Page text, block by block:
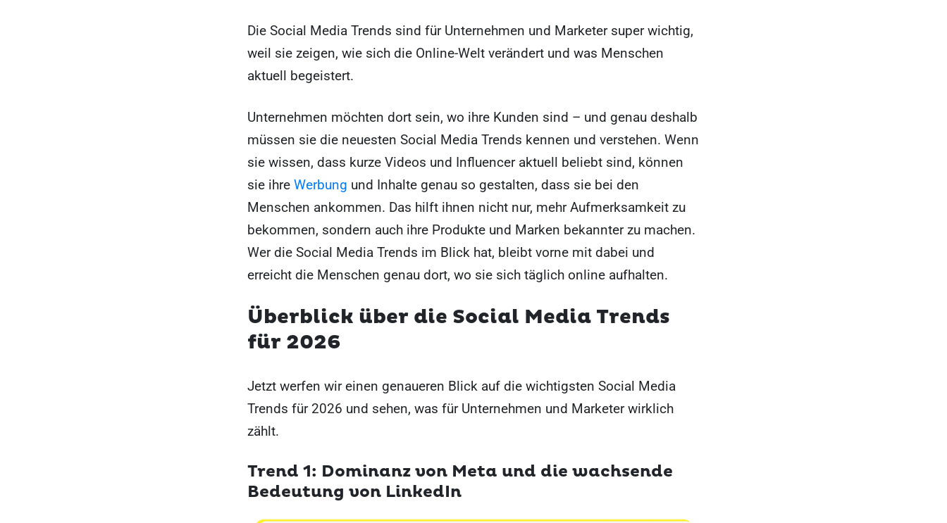
Die Social Media Trends sind für Unternehmen und Marketer super wichtig,
weil sie zeigen, wie sich die Online-Welt verändert und was Menschen
aktuell begeistert.
Unternehmen möchten dort sein, wo ihre Kunden sind – und genau deshalb
müssen sie die neuesten Social Media Trends kennen und verstehen. Wenn
sie wissen, dass kurze Videos und Influencer aktuell beliebt sind, können
sie ihre Werbung und Inhalte genau so gestalten, dass sie bei den
Menschen ankommen. Das hilft ihnen nicht nur, mehr Aufmerksamkeit zu
bekommen, sondern auch ihre Produkte und Marken bekannter zu machen.
Wer die Social Media Trends im Blick hat, bleibt vorne mit dabei und
erreicht die Menschen genau dort, wo sie sich täglich online aufhalten.
Überblick über die Social Media Trends
für 2026
Jetzt werfen wir einen genaueren Blick auf die wichtigsten Social Media
Trends für 2026 und sehen, was für Unternehmen und Marketer wirklich
zählt.
Trend 1: Dominanz von Meta und die wachsende
Bedeutung von LinkedIn